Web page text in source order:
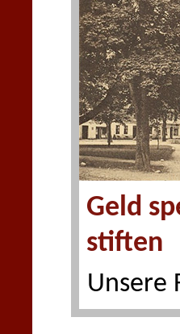
Geld
stiften
Unsere